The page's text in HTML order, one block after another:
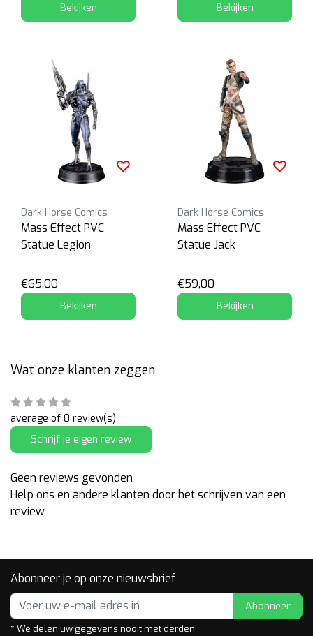
Bekijken Bekijken
Dark Horse Comics
Mass Effect PVC
Statue Legion
€65,00
Bekijken
Dark Horse Comics
Mass Effect PVC
Statue Jack
€59,00
Bekijken
Wat onze klanten zeggen
average of 0 review(s)
Schrijf je eigen review
Geen reviews gevonden
Help ons en andere klanten door het schrijven van een
review
Abonneer je op onze nieuwsbrief
Abonneer
* We delen uw gegevens nooit met derden